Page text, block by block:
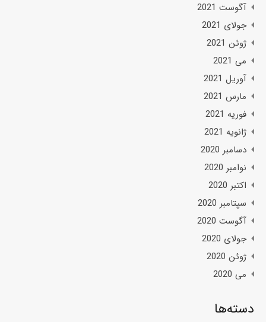
آگوست 2021
جولای 2021
ژوئن 2021
می 2021
آوریل 2021
مارس 2021
فوریه 2021
ژانویه 2021
دسامبر 2020
نوامبر 2020
اکتبر 2020
سپتامبر 2020
آگوست 2020
جولای 2020
ژوئن 2020
می 2020
دسته‌ها